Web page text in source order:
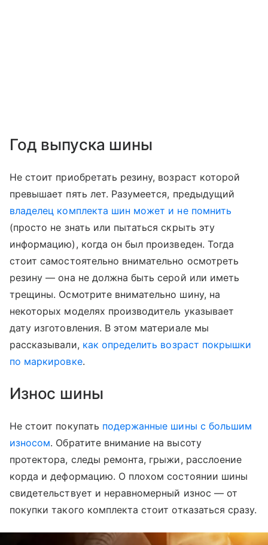
Год выпуска шины
Не стоит приобретать резину, возраст которой
превышает пять лет. Разумеется, предыдущий
владелец комплекта шин может и не помнить
(просто не знать или пытаться скрыть эту
информацию), когда он был произведен. Тогда
стоит самостоятельно внимательно осмотреть
резину — она не должна быть серой или иметь
трещины. Осмотрите внимательно шину, на
некоторых моделях производитель указывает
дату изготовления. В этом материале мы
рассказывали, как определить возраст покрышки
по маркировке.
Износ шины
Не стоит покупать подержанные шины с большим
износом. Обратите внимание на высоту
протектора, следы ремонта, грыжи, расслоение
корда и деформацию. О плохом состоянии шины
свидетельствует и неравномерный износ — от
покупки такого комплекта стоит отказаться сразу.